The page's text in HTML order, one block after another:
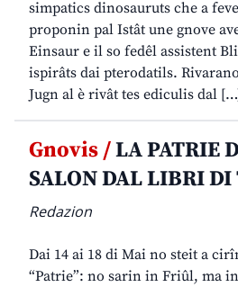
simpatics dinosauruts che a
proponin pal Istât une gnove
Einsaur e il so fedêl assistent
ispirâts dai pterodatils.
Jugn al è rivât tes ediculis dal
Gnovis /LA PATRIE
SALON DAL LIBRI
Redazion
Dai 14 ai 18 di Mai no steit a
“Patrie”: no sarin in Friûl, ma